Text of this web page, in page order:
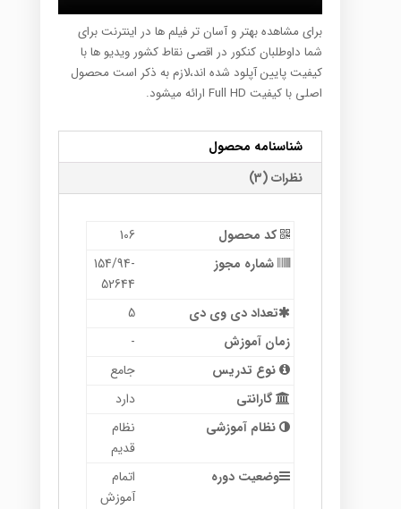
برای مشاهده بهتر و آسان تر فیلم ها در اینترنت برای
شما داوطلبان کنکور در اقصی نقاط کشور ویدیو ها با
کیفیت پایین آپلود شده اند،لازم به ذکر است محصول
اصلی با کیفیت Full HD ارائه میشود.
شناسنامه محصول
نظرات (3)
کد محصول
106
شماره مجوز
154/94-
52644
تعداد دی وی دی
5
زمان آموزش
-
نوع تدریس
جامع
گارانتی
دارد
نظام آموزشی
نظام
قدیم
وضعیت دوره
اتمام
آموزش